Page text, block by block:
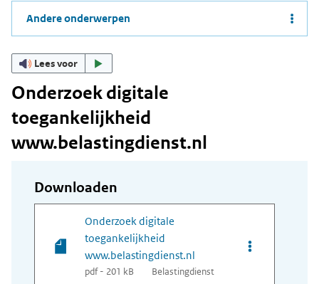
Andere onderwerpen
Lees voor
Onderzoek digitale
toegankelijkheid
www.belastingdienst.nl
Downloaden
Onderzoek digitale
toegankelijkheid
www.belastingdienst.nl
pdf - 201 kB Belastingdienst
Opties van